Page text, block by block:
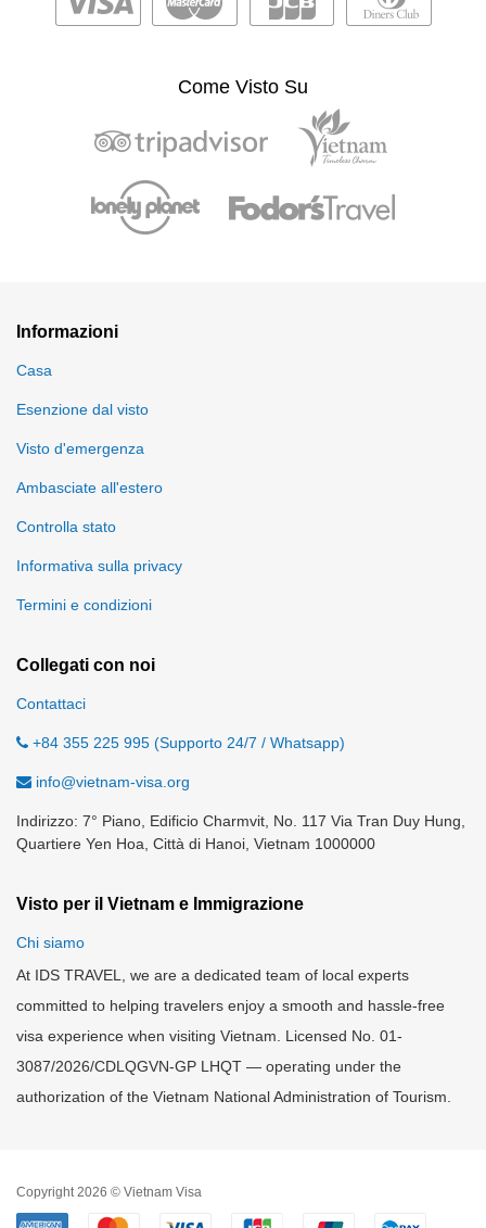
Come Visto Su
Informazioni
Casa
Esenzione dal visto
Visto d'emergenza
Ambasciate all'estero
Controlla stato
Informativa sulla privacy
Termini e condizioni
Collegati con noi
Contattaci
+84 355 225 995 (Supporto 24/7 / Whatsapp)
info@vietnam-visa.org
Indirizzo: 7° Piano, Edificio Charmvit, No. 117 Via Tran Duy Hung,
Quartiere Yen Hoa, Città di Hanoi, Vietnam 1000000
Visto per il Vietnam e Immigrazione
Chi siamo
At IDS TRAVEL, we are a dedicated team of local experts
committed to helping travelers enjoy a smooth and hassle-free
visa experience when visiting Vietnam. Licensed No. 01-
3087/2026/CDLQGVN-GP LHQT — operating under the
authorization of the Vietnam National Administration of Tourism.
Copyright 2026 © Vietnam Visa